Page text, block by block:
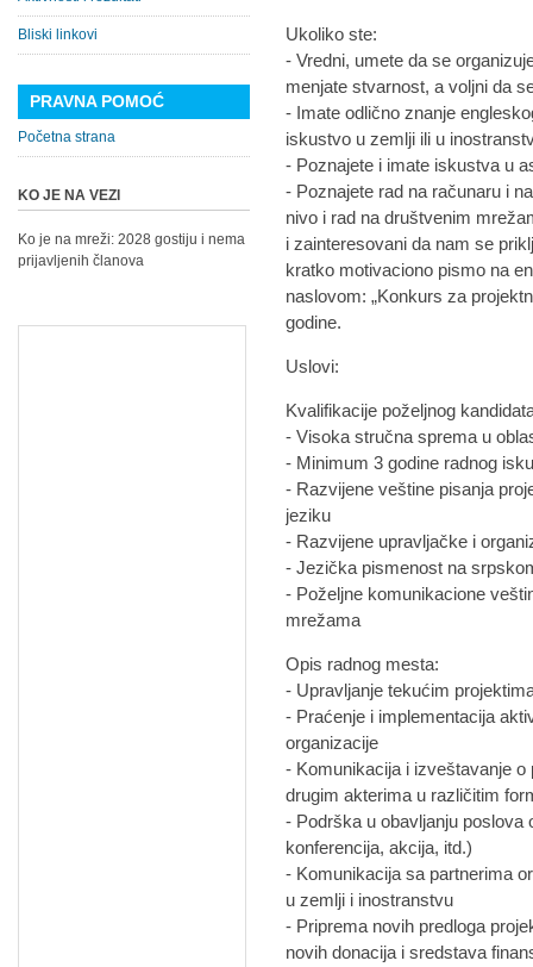
Ukoliko ste:
- Vredni, umete da se
menjate stvarnost, a voljni da
- Imate odlično znanje
iskustvo u zemlji ili u
- Poznajete i imate iskustva u
- Poznajete rad na računaru i
nivo i rad na društvenim
i zainteresovani da nam se
kratko motivaciono pismo na
naslovom: „Konkurs za
godine.
Uslovi:
Kvalifikacije poželjnog
- Visoka stručna sprema u
- Minimum 3 godine radnog
- Razvijene veštine pisanja
jeziku
- Razvijene upravljačke i
- Jezička pismenost na
- Poželjne komunikacione
mrežama
Opis radnog mesta:
- Upravljanje tekućim
- Praćenje i implementacija
organizacije
- Komunikacija i izveštavanje
drugim akterima u različitim
- Podrška u obavljanju poslova
konferencija, akcija, itd.)
- Komunikacija sa partnerima
u zemlji i inostranstvu
- Priprema novih predloga
novih donacija i sredstava
Bliski linkovi
PRAVNA POMOĆ
Početna strana
KO JE NA VEZI
Ko je na mreži: 2028 gostiju i nema
prijavljenih članova